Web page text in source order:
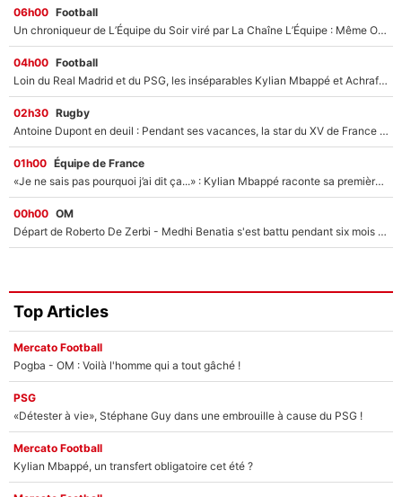
06h00 Football
Un chroniqueur de L’Équipe du Soir viré par La Chaîne L’Équipe : Même Olivier Ménard n’avait pas pu empêcher son départ, «je l’ai appris sur Twitter, je l’ai vécu assez mal»
04h00 Football
Loin du Real Madrid et du PSG, les inséparables Kylian Mbappé et Achraf Hakimi changent d'équipe le temps d'une journée !
02h30 Rugby
Antoine Dupont en deuil : Pendant ses vacances, la star du XV de France a perdu sa grand-mère
01h00 Équipe de France
«Je ne sais pas pourquoi j’ai dit ça...» : Kylian Mbappé raconte sa première rencontre avec Zinédine Zidane (et c’est très drôle)
00h00 OM
Départ de Roberto De Zerbi - Medhi Benatia s'est battu pendant six mois pour le retenir à l'OM, le PSG a été le naufrage de trop : «Je pars avec toi»
Top Articles
Mercato Football
Pogba - OM : Voilà l'homme qui a tout gâché !
PSG
«Détester à vie», Stéphane Guy dans une embrouille à cause du PSG !
Mercato Football
Kylian Mbappé, un transfert obligatoire cet été ?